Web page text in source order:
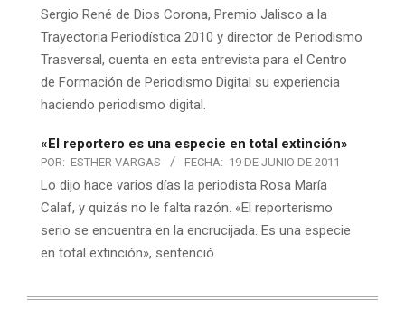
Sergio René de Dios Corona, Premio Jalisco a la
Trayectoria Periodística 2010 y director de Periodismo
Trasversal, cuenta en esta entrevista para el Centro
de Formación de Periodismo Digital su experiencia
haciendo periodismo digital.
«El reportero es una especie en total extinción»
POR: ESTHER VARGAS FECHA: 19 DE JUNIO DE 2011
Lo dijo hace varios días la periodista Rosa María
Calaf, y quizás no le falta razón. «El reporterismo
serio se encuentra en la encrucijada. Es una especie
en total extinción», sentenció.